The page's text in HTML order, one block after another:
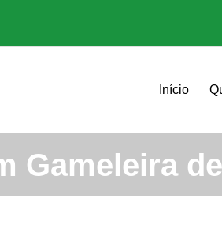
Início
Gameleira